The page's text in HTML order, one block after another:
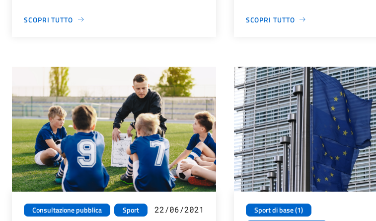
SCOPRI TUTTO SCOPRI TUTTO
Consultazione pubblica Sport 22/06/2021
Sport di base (1)